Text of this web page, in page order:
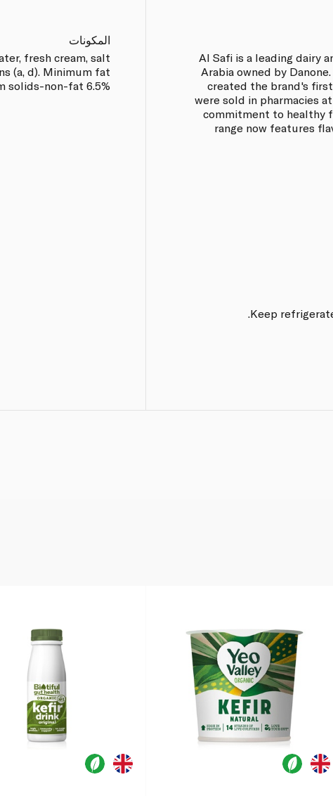
Al Safi is a leading dairy
Arabia owned by
created the brand's
were sold in pharmacies
commitment to healthy
range now features
Keep
المكونات
fresh cream, salt
(a, d). Minimum fat
solids-non-fat 6.5%.